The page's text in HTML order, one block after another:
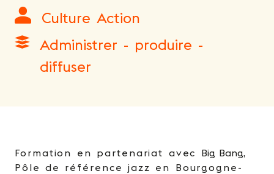
Culture Action
Administrer - produire -
diffuser
Formation en partenariat avec Big Bang,
Pôle de référence jazz en Bourgogne-